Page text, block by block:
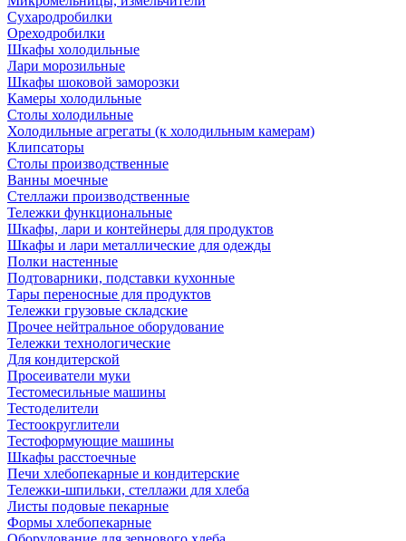
Сухародробилки
Ореходробилки
Шкафы холодильные
Лари морозильные
Шкафы шоковой заморозки
Камеры холодильные
Столы холодильные
Холодильные агрегаты (к холодильным камерам)
Клипсаторы
Столы производственные
Ванны моечные
Стеллажи производственные
Тележки функциональные
Шкафы, лари и контейнеры для продуктов
Шкафы и лари металлические для одежды
Полки настенные
Подтоварники, подставки кухонные
Тары переносные для продуктов
Тележки грузовые складские
Прочее нейтральное оборудование
Тележки технологические
Для кондитерской
Просеиватели муки
Тестомесильные машины
Тестоделители
Тестоокруглители
Тестоформующие машины
Шкафы расстоечные
Печи хлебопекарные и кондитерские
Тележки-шпильки, стеллажи для хлеба
Листы подовые пекарные
Формы хлебопекарные